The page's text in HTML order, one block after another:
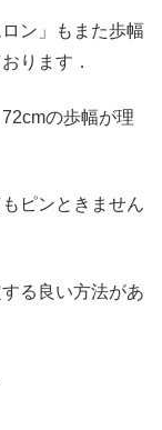
ン」もまた歩幅
ります．
の歩幅が理
ピンときません
る良い方法があ